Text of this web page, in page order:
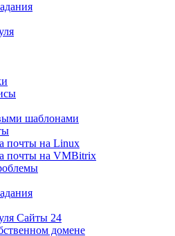
шаблонами
почты на Linux
почты на VMBitrix
Сайты 24
домене